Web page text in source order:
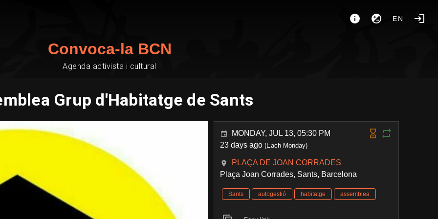
EN
Convoca-la BCN
Agenda activista i cultural
Grup d'Habitatge de Sants
MONDAY, JUL 13, 05:30 PM
23 days ago (Each Monday)
PLAÇA DE JOAN CORRADES
Plaça Joan Corrades, Sants, Barcelona
Sants autogestió habitatge assemblea